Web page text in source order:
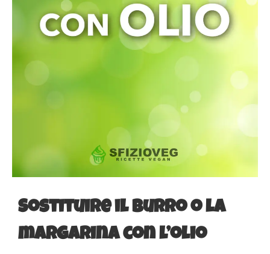
Sostituire il burro o la
margarina con l’olio